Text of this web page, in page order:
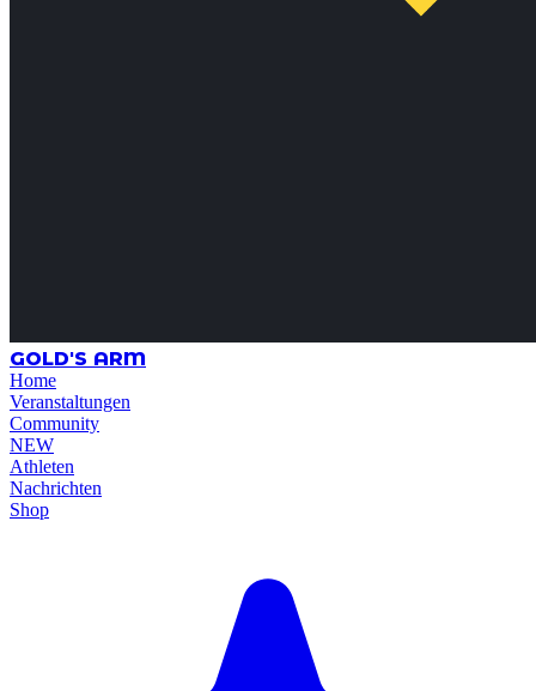
GOLD'S ARM
Home
Veranstaltungen
Community
NEW
Athleten
Nachrichten
Shop